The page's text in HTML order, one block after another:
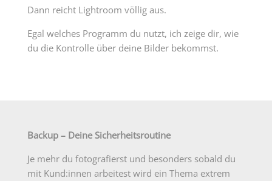
Dann reicht Lightroom völlig aus.
Egal welches Programm du nutzt, ich zeige dir, wie
du die Kontrolle über deine Bilder bekommst.
Backup – Deine Sicherheitsroutine
Je mehr du fotografierst und besonders sobald du
mit Kund:innen arbeitest wird ein Thema extrem